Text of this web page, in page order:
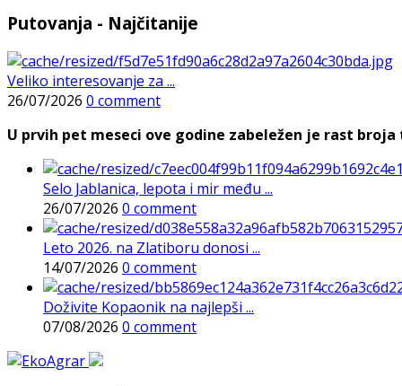
Putovanja - Najčitanije
Veliko interesovanje za ...
26/07/2026 0 comment
U prvih pet meseci ove godine zabeležen je rast
Selo Jablanica, lepota i mir među ...
26/07/2026 0 comment
Leto 2026. na Zlatiboru donosi ...
14/07/2026 0 comment
Doživite Kopaonik na najlepši ...
07/08/2026 0 comment